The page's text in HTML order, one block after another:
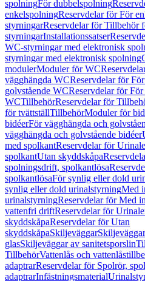
spolningFör dubbelspolning
enkelspolningReservdelar för För
styrningarReservdelar för Tillbehör
styrningarInstallationssatser
WC-styrningar med elektronisk
styrningar med elektronisk spolning
modulerModuler för WC
vägghängda WCReservdelar för
golvstående WCReservdelar för
WCTillbehörReservdelar för
för tvättställTillbehörModuler för
bidéerFör vägghängda och
vägghängda och golvstående bidéer
med spolkantReservdelar för
spolkantUtan skyddskåpa
spolningsdrift, spolkantlösa
spolkantlösaFör synlig eller dold
synlig eller dold urinalstyrningMed
urinalstyrningReservdelar för Med
vattenfri driftReservdelar för
skyddskåpaReservdelar för Utan
skyddskåpaSkiljeväggar
glasSkiljeväggar av sanitetsporslin
TillbehörVattenlås och
adaptrarReservdelar för Spolrör,
adaptrarInfästningsmaterial